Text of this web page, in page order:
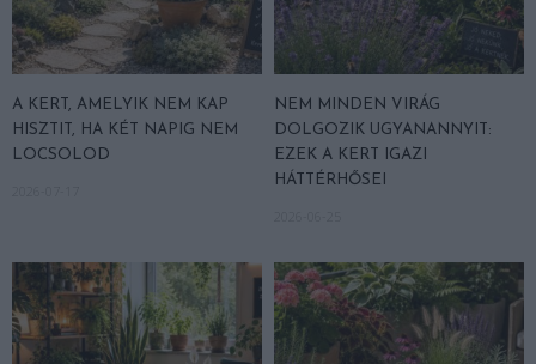
A KERT, AMELYIK NEM KAP
HISZTIT, HA KÉT NAPIG NEM
LOCSOLOD
NEM MINDEN VIRÁG
DOLGOZIK UGYANANNYIT:
EZEK A KERT IGAZI
HÁTTÉRHŐSEI